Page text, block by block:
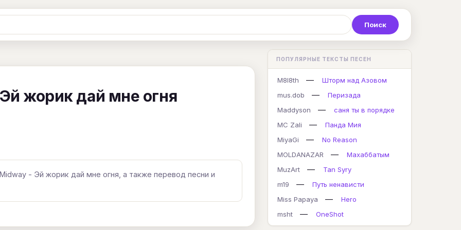
С Т У Ф Х Ц
L M N O P Q
Y Z #
жорик дай мне огня
- Эй жорик дай мне огня, а также перевод песни и
ПОПУЛЯРНЫЕ ТЕКСТЫ ПЕСЕН
M8l8th —
Шторм над Азовом
mus.dob
—
Перизада
Maddyson
—
саня ты в порядке
MC Zali
—
Панда Мия
MiyaGi
—
No Reason
MOLDANAZAR
—
Махаббатым
MuzArt
—
Tan Syry
m19
—
Путь ненависти
Miss Papaya
—
Hero
msht
— OneShot